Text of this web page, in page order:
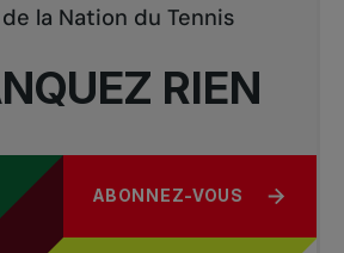
RIEN
la Nation du Tennis
ABONNEZ-VOUS